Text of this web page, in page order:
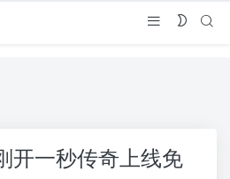
开一秒传奇上线免